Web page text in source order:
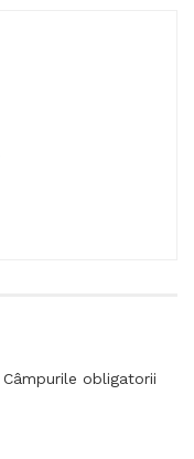
Câmpurile obligatorii